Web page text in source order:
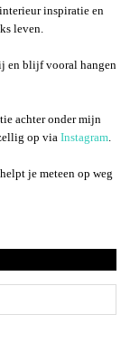
inspiratie en
leven.
en blijf vooral hangen
achter onder mijn
op via Instagram
je meteen op weg